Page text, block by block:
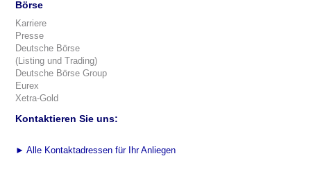
Börse
Karriere
Presse
Deutsche Börse
(Listing und Trading)
Deutsche Börse Group
Eurex
Xetra-Gold
Kontaktieren Sie uns:
► Alle Kontaktadressen für Ihr Anliegen